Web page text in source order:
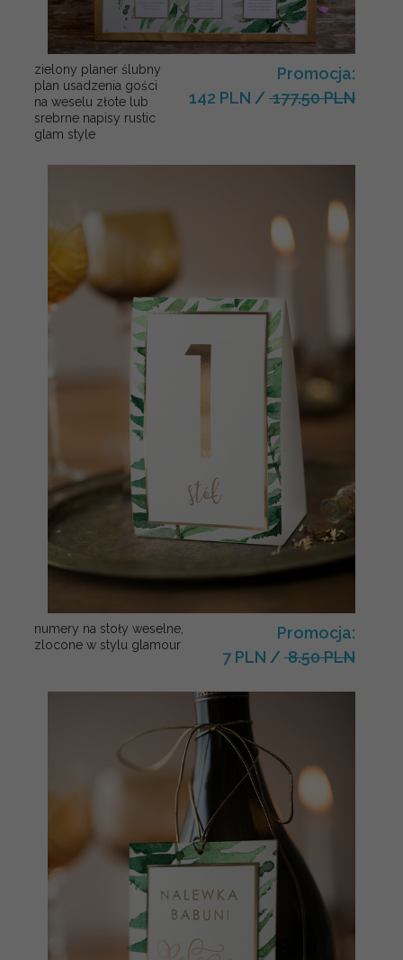
zielony planer ślubny
plan usadzenia gości
na weselu złote lub
srebrne napisy rustic
glam style
Promocja:
142 PLN / 177.50 PLN
numery na stoły weselne,
zlocone w stylu glamour
Promocja:
7 PLN / 8.50 PLN